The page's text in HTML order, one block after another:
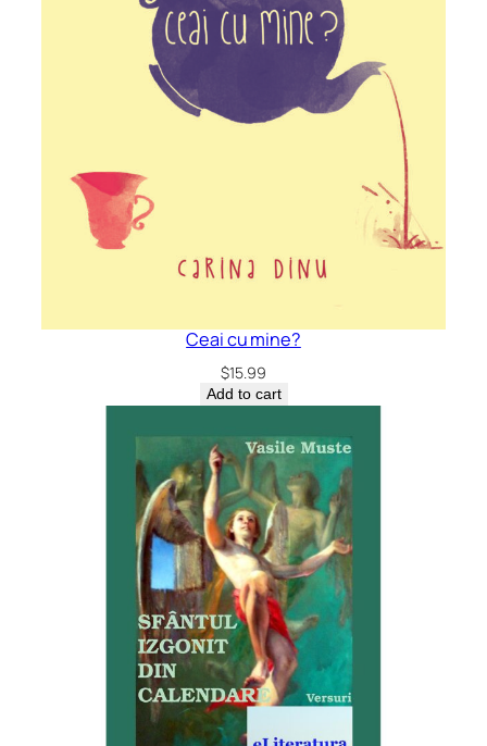
Ceai cu mine?
$15.99
Add to cart